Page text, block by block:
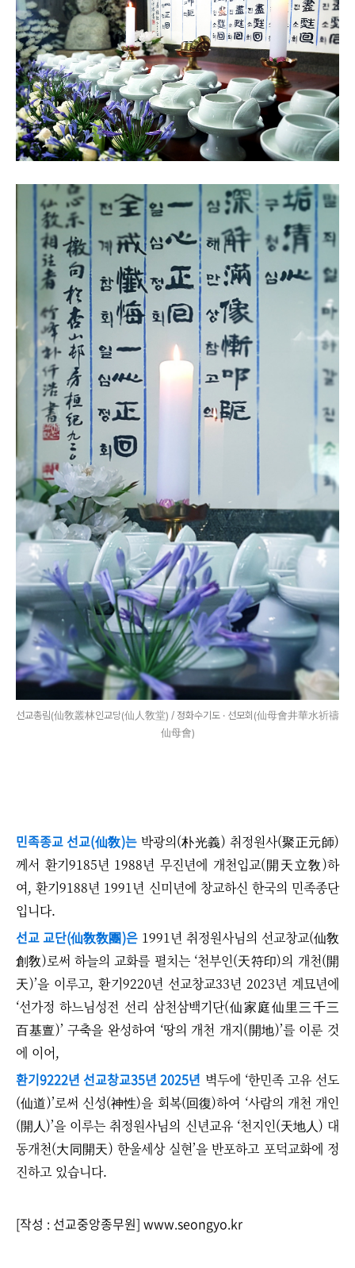
선교총림(仙敎叢林인교당(仙人敎堂) / 정화수기도 · 선모회(仙母會井華水祈禱
仙母會)
민족종교 선교(仙敎)는박광의(朴光義) 취정원사(聚正元師)
께서 환기9185년 1988년 무진년에 개천입교(開天立敎)하
여, 환기9188년 1991년 신미년에 창교하신 한국의 민족종단
입니다.
선교 교단(仙敎敎團)은1991년 취정원사님의 선교창교(仙敎
創敎)로써 하늘의 교화를 펼치는 ‘천부인(天符印)의 개천(開
天)’을 이루고, 환기9220년 선교창교33년 2023년 계묘년에
‘선가정 하느님성전 선리 삼천삼백기단(仙家庭仙里三千三
百基亶)’ 구축을 완성하여 ‘땅의 개천 개지(開地)’를 이룬 것
에 이어,
환기9222년 선교창교35년 2025년 벽두에 ‘한민족 고유 선도
(仙道)’로써 신성(神性)을 회복(回復)하여 ‘사람의 개천 개인
(開人)’을 이루는 취정원사님의 신년교유 ‘천지인(天地人) 대
동개천(大同開天) 한울세상 실현’을 반포하고 포덕교화에 정
진하고 있습니다.
[작성 : 선교중앙종무원] www.seongyo.kr